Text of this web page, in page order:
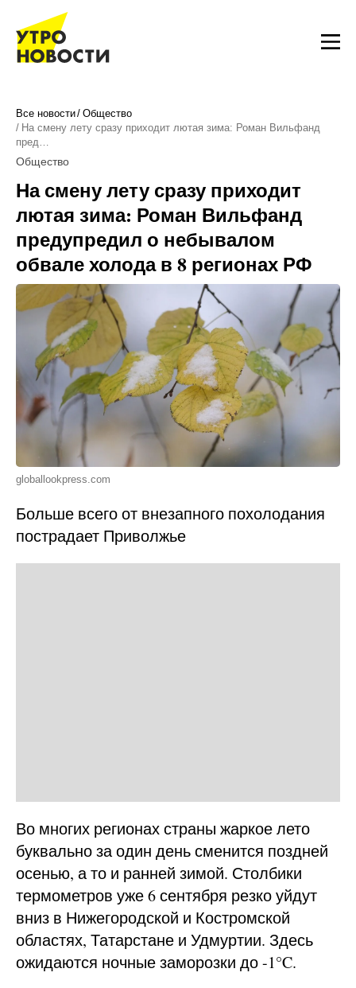
Все новости Общество
На смену лету сразу приходит лютая зима: Роман Вильфанд
пред…
Общество
На смену лету сразу приходит
лютая зима: Роман Вильфанд
предупредил о небывалом
обвале холода в 8 регионах РФ
globallookpress.com
Больше всего от внезапного похолодания
пострадает Приволжье
Во многих регионах страны жаркое лето
буквально за один день сменится поздней
осенью, а то и ранней зимой. Столбики
термометров уже 6 сентября резко уйдут
вниз в Нижегородской и Костромской
областях, Татарстане и Удмуртии. Здесь
ожидаются ночные заморозки до -1°C.